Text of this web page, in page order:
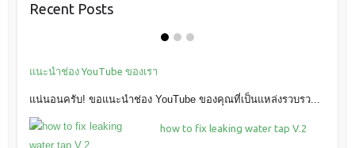
Recent Posts
แนะนำช่อง YouTube ของเรา
แน่นอนครับ! ขอแนะนำช่อง YouTube ของคุณที่เป็นแหล่งรวบรว...
how to fix leaking water tap V.2